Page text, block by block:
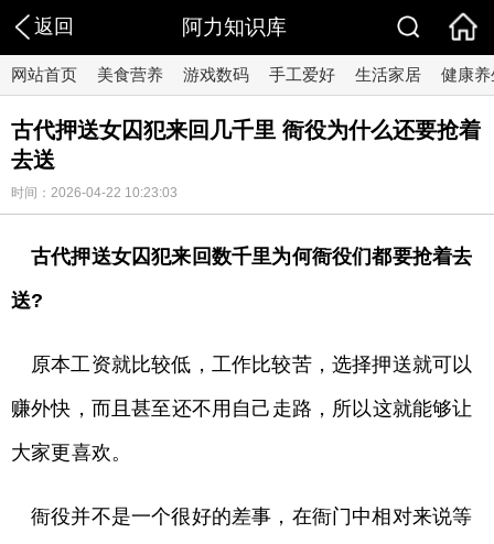
返回 阿力知识库
网站首页 美食营养 游戏数码 手工爱好 生活家居 健康养
古代押送女囚犯来回几千里 衙役为什么还要抢着
去送
时间：2026-04-22 10:23:03
古代押送女囚犯来回数千里为何衙役们都要抢着去
送?
原本工资就比较低，工作比较苦，选择押送就可以
赚外快，而且甚至还不用自己走路，所以这就能够让
大家更喜欢。
衙役并不是一个很好的差事，在衙门中相对来说等